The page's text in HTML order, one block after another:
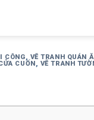
CÔNG, VẼ TRANH QUÁN
CUỐN, VẼ TRANH